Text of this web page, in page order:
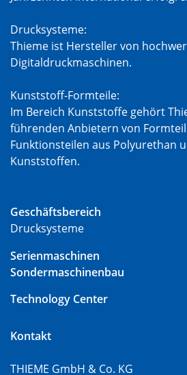
Drucksysteme:
Thieme ist Hersteller von
Digitaldruckmaschinen.
Kunststoff-Formteile:
Im Bereich Kunststoffe gehört
führenden Anbietern von
Funktionsteilen aus Polyurethan
Kunststoffen.
Geschäftsbereich
Drucksysteme
Serienmaschinen
Sondermaschinenbau
Technology Center
Kontakt
THIEME GmbH & Co. KG